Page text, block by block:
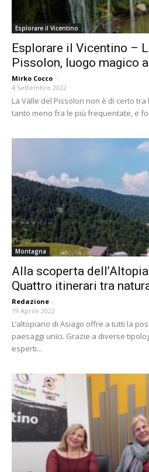
Esplorare il Vicentino
Esplorare il Vicentino –
Pissolon, luogo magico
Mirko Cocco -
4 Settembre 2022
La Valle del Pissolon non è di certo
tanto meno fra le più frequentate, e
Montagna
Alla scoperta
Quattro itinerari tra
Redazione -
19 Aprile 2022
L’altopiano di Asiago offre a tutti la
paesaggi unici. Grazie a diverse
esperti...